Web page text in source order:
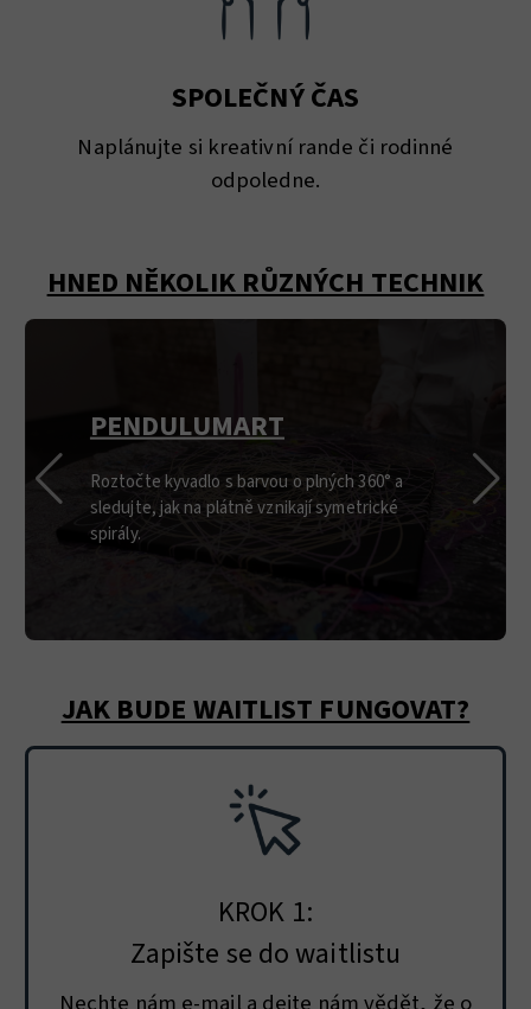
SPOLEČNÝ ČAS
Naplánujte si kreativní rande či rodinné
odpoledne.
HNED NĚKOLIK RŮZNÝCH TECHNIK
PENDULUMART
Roztočte kyvadlo s barvou o plných 360° a
sledujte, jak na plátně vznikají symetrické
spirály.
JAK BUDE WAITLIST FUNGOVAT?
KROK 1:
Zapište se do waitlistu
Nechte nám e-mail a dejte nám vědět, že o